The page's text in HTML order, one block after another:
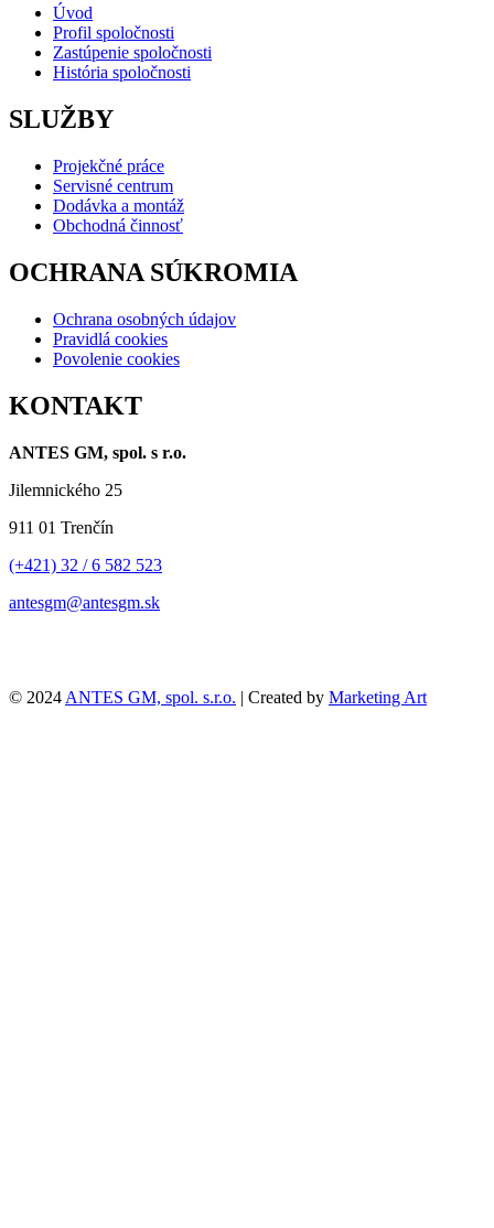
Úvod
Profil spoločnosti
Zastúpenie spoločnosti
História spoločnosti
SLUŽBY
Projekčné práce
Servisné centrum
Dodávka a montáž
Obchodná činnosť
OCHRANA SÚKROMIA
Ochrana osobných údajov
Pravidlá cookies
Povolenie cookies
KONTAKT
ANTES GM, spol. s r.o.
Jilemnického 25
911 01 Trenčín
(+421) 32 / 6 582 523
antesgm@antesgm.sk
© 2024 ANTES GM, spol. s.r.o. | Created by Marketing Art